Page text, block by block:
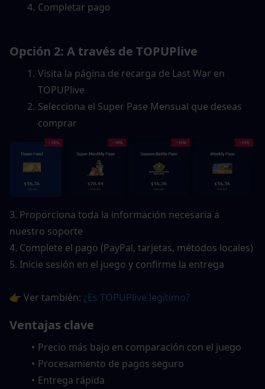
Completar pago
Opción 2: A través de TOPUPlive
Visita la página de recarga de Last War en
TOPUPlive
Selecciona el Super Pase Mensual que deseas
comprar
3. Proporciona toda la información necesaria a
nuestro soporte
4. Complete el pago (PayPal, tarjetas, métodos locales)
5. Inicie sesión en el juego y confirme la entrega
👉 Ver también: ¿Es TOPUPlive legítimo?
Ventajas clave
Precio más bajo en comparación con el juego
Procesamiento de pagos seguro
Entrega rápida